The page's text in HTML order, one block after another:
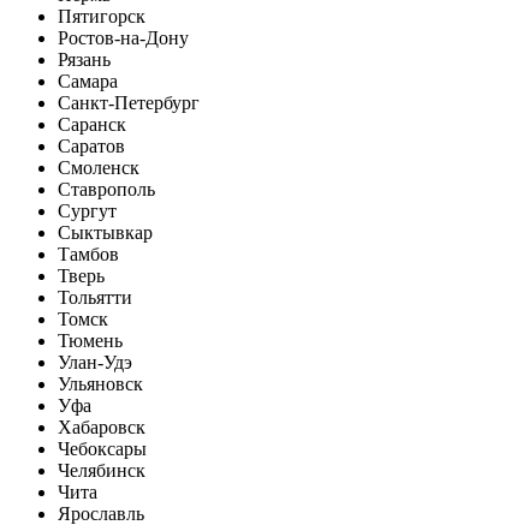
Пятигорск
Ростов-на-Дону
Рязань
Самара
Санкт-Петербург
Саранск
Саратов
Смоленск
Ставрополь
Сургут
Сыктывкар
Тамбов
Тверь
Тольятти
Томск
Тюмень
Улан-Удэ
Ульяновск
Уфа
Хабаровск
Чебоксары
Челябинск
Чита
Ярославль